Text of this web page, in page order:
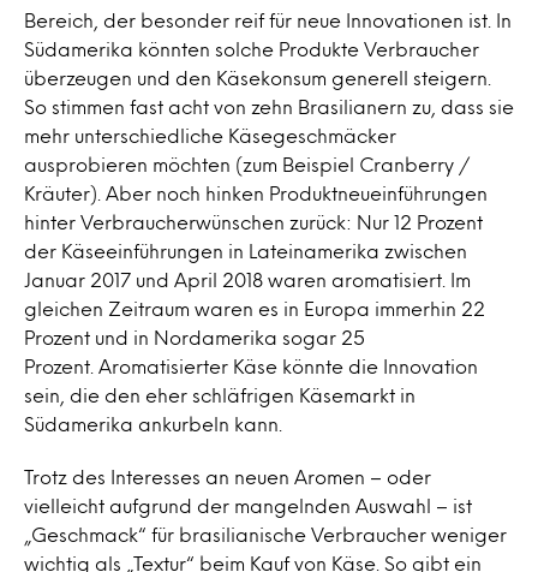
Bereich, der besonder reif für neue Innovationen ist. In
Südamerika könnten solche Produkte Verbraucher
überzeugen und den Käsekonsum generell steigern.
So stimmen fast acht von zehn Brasilianern zu, dass sie
mehr unterschiedliche Käsegeschmäcker
ausprobieren möchten (zum Beispiel Cranberry /
Kräuter). Aber noch hinken Produktneueinführungen
hinter Verbraucherwünschen zurück: Nur 12 Prozent
der Käseeinführungen in Lateinamerika zwischen
Januar 2017 und April 2018 waren aromatisiert. Im
gleichen Zeitraum waren es in Europa immerhin 22
Prozent und in Nordamerika sogar 25
Prozent. Aromatisierter Käse könnte die Innovation
sein, die den eher schläfrigen Käsemarkt in
Südamerika ankurbeln kann.
Trotz des Interesses an neuen Aromen – oder
vielleicht aufgrund der mangelnden Auswahl – ist
„Geschmack“ für brasilianische Verbraucher weniger
wichtig als „Textur“ beim Kauf von Käse. So gibt ein